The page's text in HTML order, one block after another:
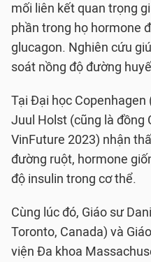
mối liên kết quan trọng
phần trong họ hormone
glucagon. Nghiên cứu
soát nồng độ đường
Tại Đại học
Juul Holst (cũng là đồng
VinFuture 2023) nhận
đường ruột, hormone
độ insulin trong cơ thể.
Cùng lúc đó, Giáo sư
Toronto, Canada) và
viện Đa khoa